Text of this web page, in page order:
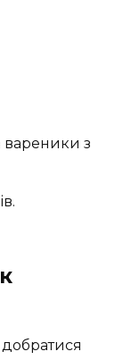
вареники з